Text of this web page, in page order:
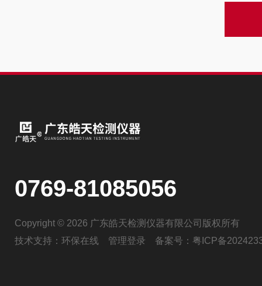
0769-81085056
Copyright © 2026 广东皓天检测仪器有限公司版权所有
技术支持： 环保在线 管理登录 备案号： 粤ICP备